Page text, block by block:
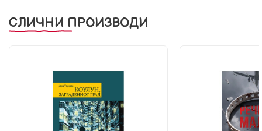
СЛИЧНИ ПРОИЗВОДИ